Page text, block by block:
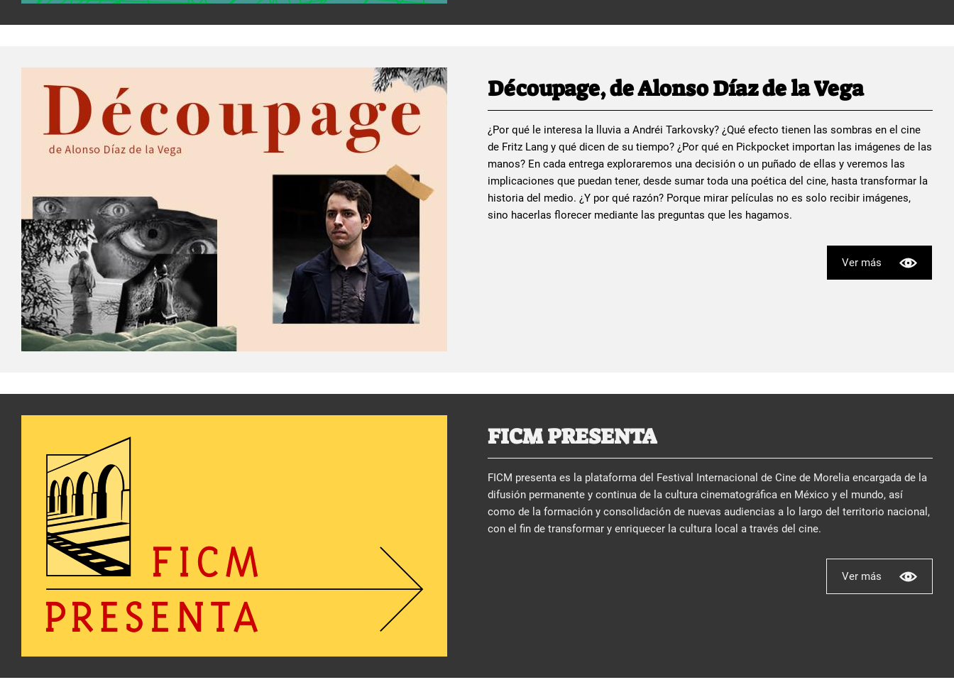
Découpage, de Alonso Díaz de la Vega
¿Por qué le interesa la lluvia a Andréi Tarkovsky? ¿Qué efecto tienen las sombras en el cine
de Fritz Lang y qué dicen de su tiempo? ¿Por qué en Pickpocket importan las imágenes de las
manos? En cada entrega exploraremos una decisión o un puñado de ellas y veremos las
implicaciones que puedan tener, desde sumar toda una poética del cine, hasta transformar la
historia del medio. ¿Y por qué razón? Porque mirar películas no es solo recibir imágenes,
sino hacerlas florecer mediante las preguntas que les hagamos.
Ver más
FICM PRESENTA
FICM presenta es la plataforma del Festival Internacional de Cine de Morelia encargada de la
difusión permanente y continua de la cultura cinematográfica en México y el mundo, así
como de la formación y consolidación de nuevas audiencias a lo largo del territorio nacional,
con el fin de transformar y enriquecer la cultura local a través del cine.
Ver más